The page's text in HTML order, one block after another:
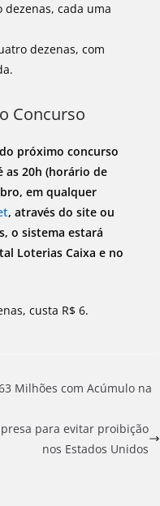
cada uma
dezenas, com
Concurso
próximo concurso
as 20h (horário de
em qualquer
, através do site ou
o sistema estará
Loterias Caixa e no
custa R$ 6.
Milhões com Acúmulo na
para evitar proibição
nos Estados Unidos